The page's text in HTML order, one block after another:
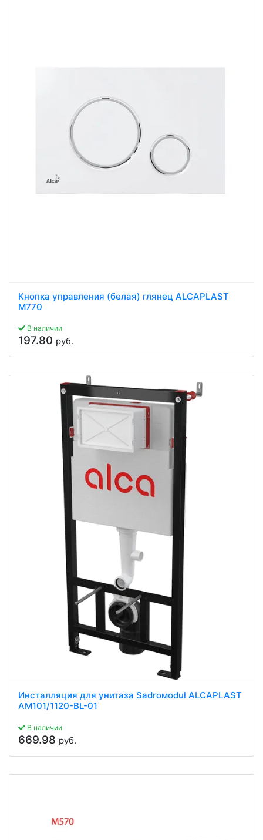
Кнопка управления (белая) глянец ALCAPLAST
M770
В наличии
197.80 руб.
Инсталляция для унитаза Sadroмodul ALCAPLAST
AM101/1120-BL-01
В наличии
669.98 руб.